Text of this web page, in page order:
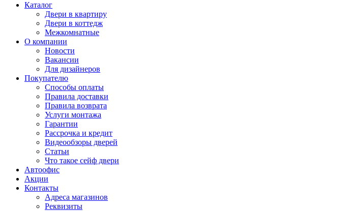
Каталог
Двери в квартиру
Двери в коттедж
Межкомнатные
О компании
Новости
Вакансии
Для дизайнеров
Покупателю
Способы оплаты
Правила доставки
Правила возврата
Услуги монтажа
Гарантии
Рассрочка и кредит
Видеообзоры дверей
Статьи
Что такое сейф двери
Автоофис
Акции
Контакты
Адреса магазинов
Реквизиты